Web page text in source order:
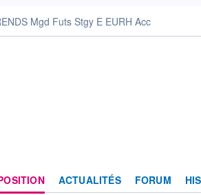
Mgd Futs Stgy E EURH Acc
ACTUALITÉS FORUM